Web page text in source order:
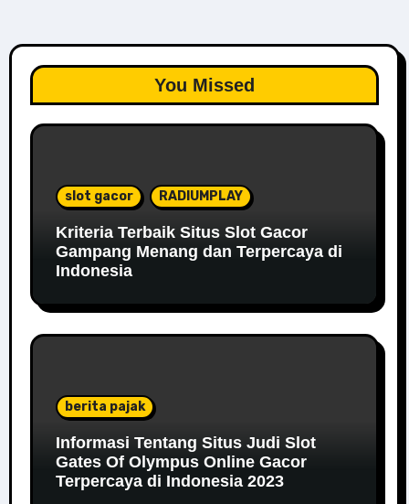
You Missed
slot gacor RADIUMPLAY
Kriteria Terbaik Situs Slot Gacor
Gampang Menang dan Terpercaya di
Indonesia
berita pajak
Informasi Tentang Situs Judi Slot
Gates Of Olympus Online Gacor
Terpercaya di Indonesia 2023